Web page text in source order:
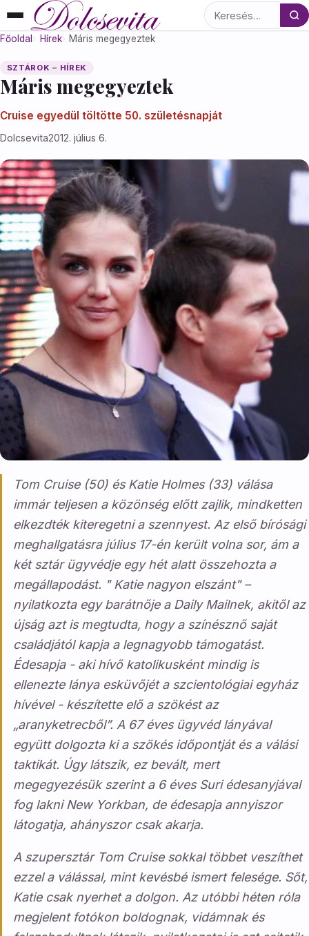
Keresés
Főoldal Hírek Máris megegyeztek
SZTÁROK – HÍREK
Máris megegyeztek
Cruise egyedül töltötte 50. születésnapját
Dolcsevita2012. július 6.
Tom Cruise (50) és Katie Holmes (33) válása
immár teljesen a közönség előtt zajlik, mindketten
elkezdték kiteregetni a szennyest. Az első bírósági
meghallgatásra július 17-én került volna sor, ám a
két sztár ügyvédje egy hét alatt összehozta a
megállapodást. " Katie nagyon elszánt" –
nyilatkozta egy barátnője a Daily Mailnek, akitől az
újság azt is megtudta, hogy a színésznő saját
családjától kapja a legnagyobb támogatást.
Édesapja - aki hívő katolikusként mindig is
ellenezte lánya esküvőjét a szcientológiai egyház
hívével - készítette elő a szökést az
„aranyketrecből”. A 67 éves ügyvéd lányával
együtt dolgozta ki a szökés időpontját és a válási
taktikát. Úgy látszik, ez bevált, mert
megegyezésük szerint a 6 éves Suri édesanyjával
fog lakni New Yorkban, de édesapja annyiszor
látogatja, ahányszor csak akarja.
A szupersztár Tom Cruise sokkal többet veszíthet
ezzel a válással, mint kevésbé ismert felesége. Sőt,
Katie csak nyerhet a dolgon. Az utóbbi héten róla
megjelent fotókon boldognak, vidámnak és